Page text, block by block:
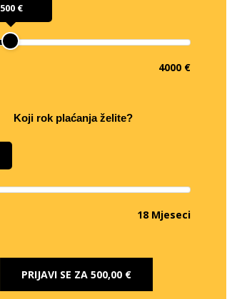
500 €
4000 €
Koji rok plaćanja želite?
18 Mjeseci
PRIJAVI SE ZA 500,00 €